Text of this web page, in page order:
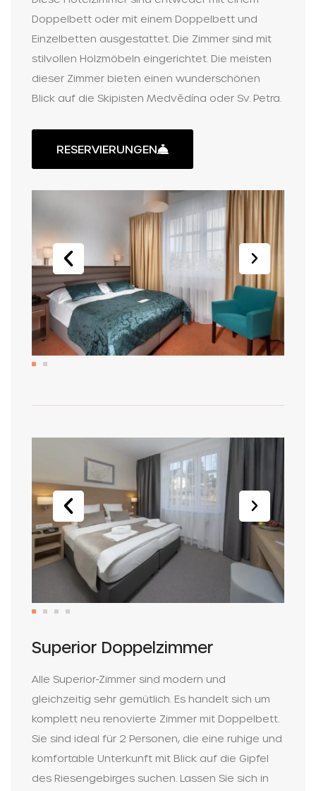
Doppelbett oder mit einem Doppelbett und
Einzelbetten ausgestattet. Die Zimmer sind mit
stilvollen Holzmöbeln eingerichtet. Die meisten
dieser Zimmer bieten einen wunderschönen
Blick auf die Skipisten Medvědína oder Sv. Petra.
RESERVIERUNGEN
Superior Doppelzimmer
Alle Superior-Zimmer sind modern und
gleichzeitig sehr gemütlich. Es handelt sich um
komplett neu renovierte Zimmer mit Doppelbett.
Sie sind ideal für 2 Personen, die eine ruhige und
komfortable Unterkunft mit Blick auf die Gipfel
des Riesengebirges suchen. Lassen Sie sich in